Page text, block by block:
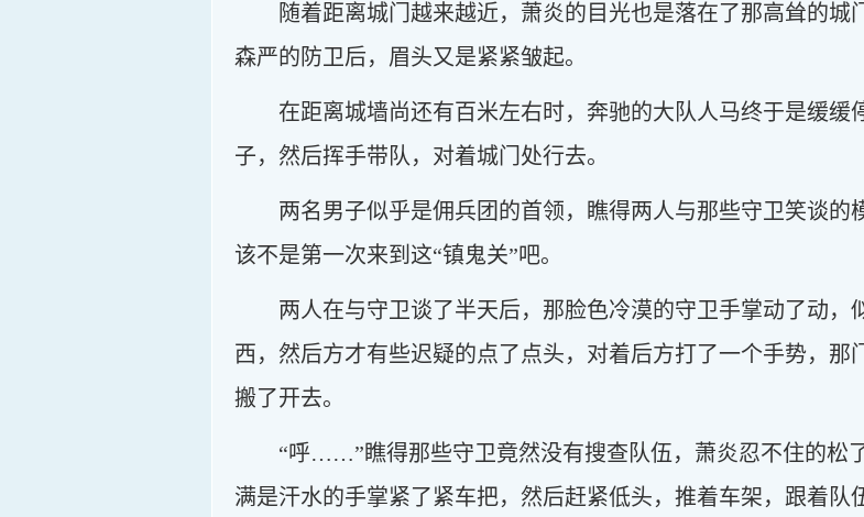
随着距离城门越来越近，萧炎的目光也是落在了那高耸的城
森严的防卫后，眉头又是紧紧皱起。
在距离城墙尚还有百米左右时，奔驰的大队人马终于是缓缓
子，然后挥手带队，对着城门处行去。
两名男子似乎是佣兵团的首领，瞧得两人与那些守卫笑谈的
该不是第一次来到这“镇鬼关”吧。
两人在与守卫谈了半天后，那脸色冷漠的守卫手掌动了动，
西，然后方才有些迟疑的点了点头，对着后方打了一个手势，
搬了开去。
“呼……”瞧得那些守卫竟然没有搜查队伍，萧炎忍不住的松
满是汗水的手掌紧了紧车把，然后赶紧低头，推着车架，跟着队